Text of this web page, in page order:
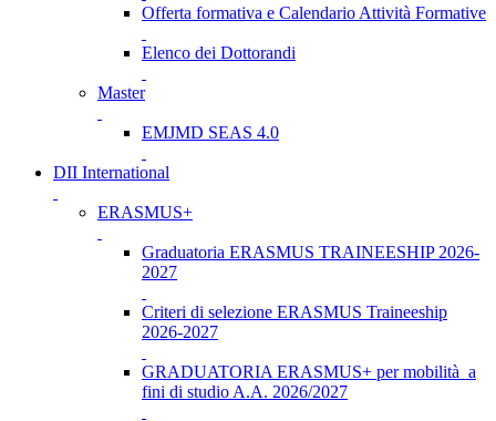
Offerta formativa e Calendario Attività Formative
Elenco dei Dottorandi
Master
EMJMD SEAS 4.0
DII International
ERASMUS+
Graduatoria ERASMUS TRAINEESHIP 2026-
2027
Criteri di selezione ERASMUS Traineeship
2026-2027
GRADUATORIA ERASMUS+ per mobilità a
fini di studio A.A. 2026/2027